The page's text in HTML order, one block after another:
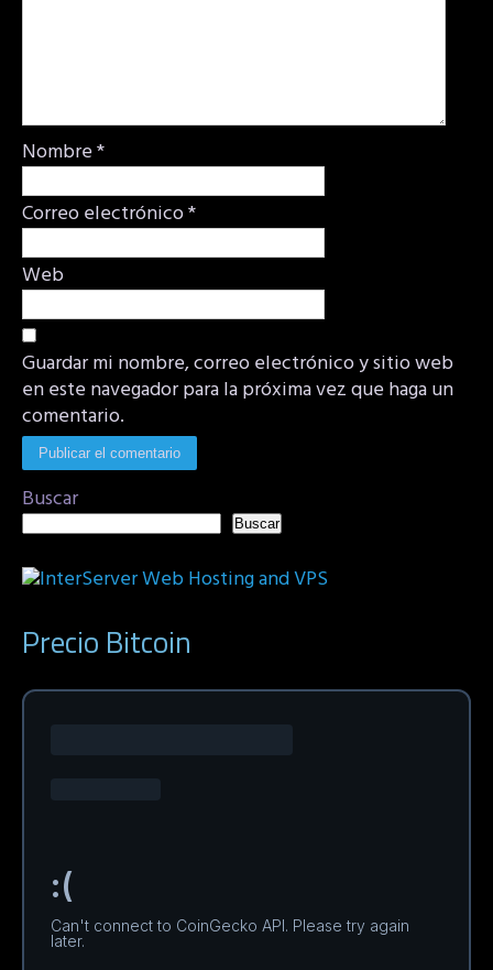
Nombre*
Correo electrónico*
Web
Guardar mi nombre, correo electrónico y sitio web
en este navegador para la próxima vez que haga un
comentario.
Buscar
Buscar
Precio Bitcoin